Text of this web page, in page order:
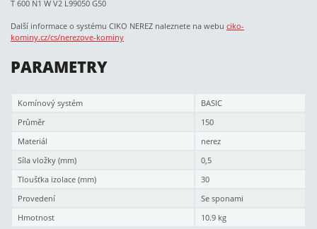
T 600 N1 W V2 L99050 G50
Další informace o systému CIKO NEREZ naleznete na webu ciko-
kominy.cz/cs/nerezove-kominy
PARAMETRY
Komínový systém
BASIC
Průměr
150
Materiál
nerez
Síla vložky (mm)
0,5
Tloušťka izolace (mm)
30
Provedení
Se sponami
Hmotnost
10.9 kg